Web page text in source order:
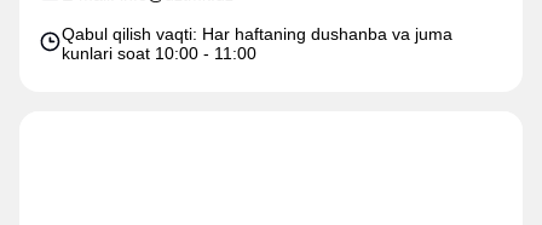
Qabul qilish vaqti: Har haftaning dushanba va juma
kunlari soat 10:00 - 11:00